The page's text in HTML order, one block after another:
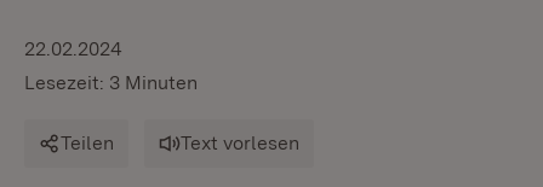
22.02.2024
Lesezeit: 3 Minuten
Teilen Text vorlesen